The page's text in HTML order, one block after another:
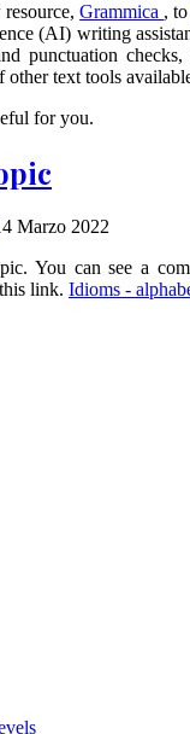
resource,Grammica , to
(AI) writing
punctuation
text tools
for you.
Marzo 2022
You can see a
link. Idioms -